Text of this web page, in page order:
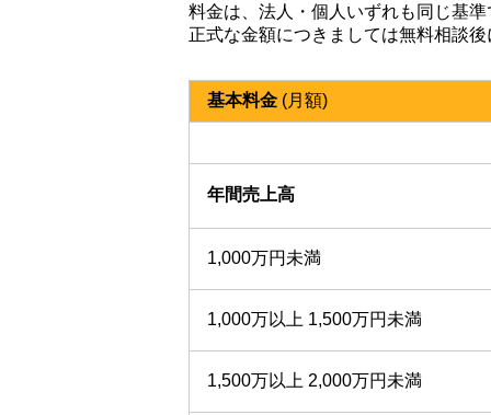
料金は、法人・個人いずれも同じ基
正式な金額につきましては無料相談
基本料金 (月額)
年間売上高
1,000万円未満
1,000万以上 1,500万円未満
1,500万以上 2,000万円未満